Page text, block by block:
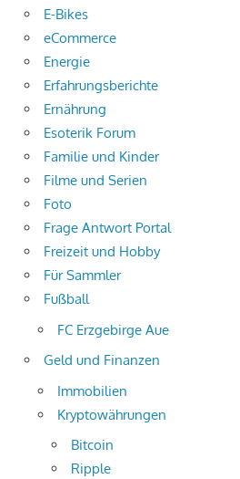
E-Bikes
eCommerce
Energie
Erfahrungsberichte
Ernährung
Esoterik Forum
Familie und Kinder
Filme und Serien
Foto
Frage Antwort Portal
Freizeit und Hobby
Für Sammler
Fußball
FC Erzgebirge Aue
Geld und Finanzen
Immobilien
Kryptowährungen
Bitcoin
Ripple